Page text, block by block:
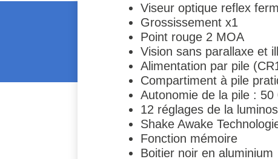
Viseur optique reflex
Grossissement x1
Point rouge 2 MOA
Vision sans parallaxe et
Alimentation par pile
Compartiment à pile
Autonomie de la pile : 50
12 réglages de la
Shake Awake
Fonction mémoire
Boitier noir en aluminium